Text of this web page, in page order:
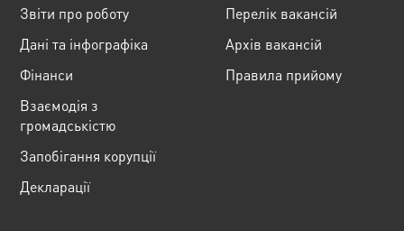
Звіти про роботу
Дані та інфографіка
Фінанси
Взаємодія з
громадськістю
Запобігання корупції
Декларації
Перелік вакансій
Архів вакансій
Правила прийому